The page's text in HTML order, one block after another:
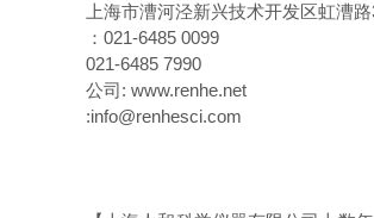
上海市漕河泾新兴技术开发区虹漕路
： 021-6485 0099
021-6485 7990
公司: www.renhe.net
:info@renhesci.com